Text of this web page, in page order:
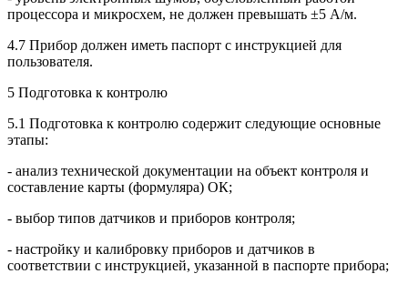
процессора и микросхем, не должен превышать ±5 А/м.
4.7 Прибор должен иметь паспорт с инструкцией для
пользователя.
5 Подготовка к контролю
5.1 Подготовка к контролю содержит следующие основные
этапы:
- анализ технической документации на объект контроля и
составление карты (формуляра) ОК;
- выбор типов датчиков и приборов контроля;
- настройку и калибровку приборов и датчиков в
соответствии с инструкцией, указанной в паспорте прибора;